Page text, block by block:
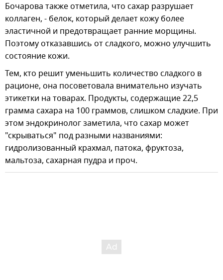
Бочарова также отметила, что сахар разрушает
коллаген, - белок, который делает кожу более
эластичной и предотвращает ранние морщины.
Поэтому отказавшись от сладкого, можно улучшить
состояние кожи.
Тем, кто решит уменьшить количество сладкого в
рационе, она посоветовала внимательно изучать
этикетки на товарах. Продукты, содержащие 22,5
грамма сахара на 100 граммов, слишком сладкие. При
этом эндокринолог заметила, что сахар может
"скрываться" под разными названиями:
гидролизованный крахмал, патока, фруктоза,
мальтоза, сахарная пудра и проч.